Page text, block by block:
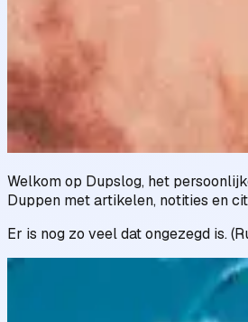
Welkom op Dupslog, het
Duppen met artikelen, notities en
Er is nog zo veel dat ongezegd is.